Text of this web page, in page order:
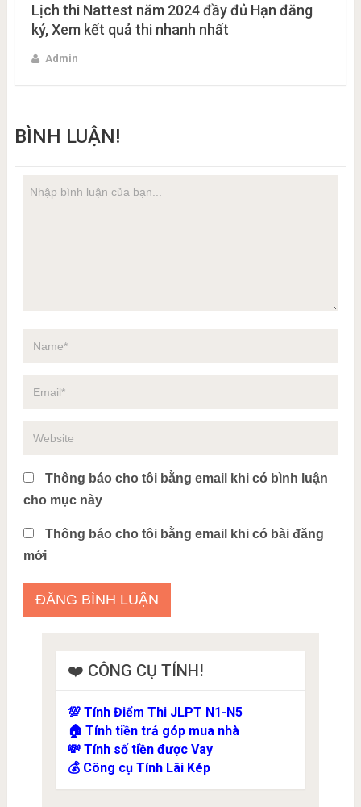
Lịch thi Nattest năm 2024 đầy đủ Hạn đăng
ký, Xem kết quả thi nhanh nhất
Admin
BÌNH LUẬN!
Thông báo cho tôi bằng email khi có bình luận
cho mục này
Thông báo cho tôi bằng email khi có bài đăng
mới
❤️ CÔNG CỤ TÍNH!
💯 Tính Điểm Thi JLPT N1-N5
🏠 Tính tiền trả góp mua nhà
💸 Tính số tiền được Vay
💰 Công cụ Tính Lãi Kép